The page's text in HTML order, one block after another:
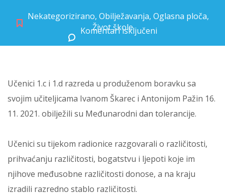
Nekategorizirano, Obilježavanja, Oglasna ploča,
Život škole
Komentari isključeni
Učenici 1.c i 1.d razreda u produženom boravku sa
svojim učiteljicama Ivanom Škarec i Antonijom Pažin 16.
11. 2021. obilježili su Međunarodni dan tolerancije.
Učenici su tijekom radionice razgovarali o različitosti,
prihvaćanju različitosti, bogatstvu i ljepoti koje im
njihove međusobne različitosti donose, a na kraju
izradili razredno stablo različitosti.